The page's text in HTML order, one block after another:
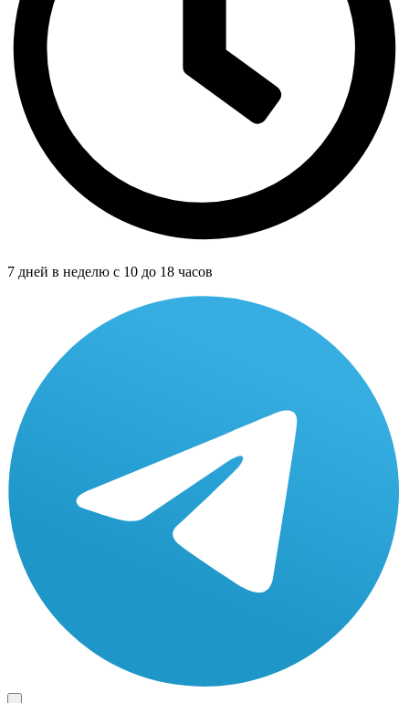
7 дней в неделю с 10 до 18 часов